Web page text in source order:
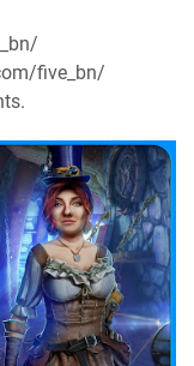
five_bn/